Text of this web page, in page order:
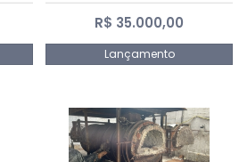
R$ 35.000,00
Lançamento